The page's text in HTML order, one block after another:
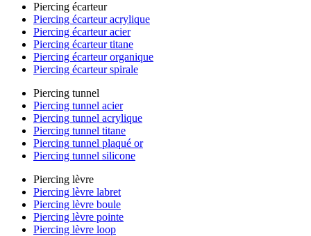
Piercing écarteur
Piercing écarteur acrylique
Piercing écarteur acier
Piercing écarteur titane
Piercing écarteur organique
Piercing écarteur spirale
Piercing tunnel
Piercing tunnel acier
Piercing tunnel acrylique
Piercing tunnel titane
Piercing tunnel plaqué or
Piercing tunnel silicone
Piercing lèvre
Piercing lèvre labret
Piercing lèvre boule
Piercing lèvre pointe
Piercing lèvre loop